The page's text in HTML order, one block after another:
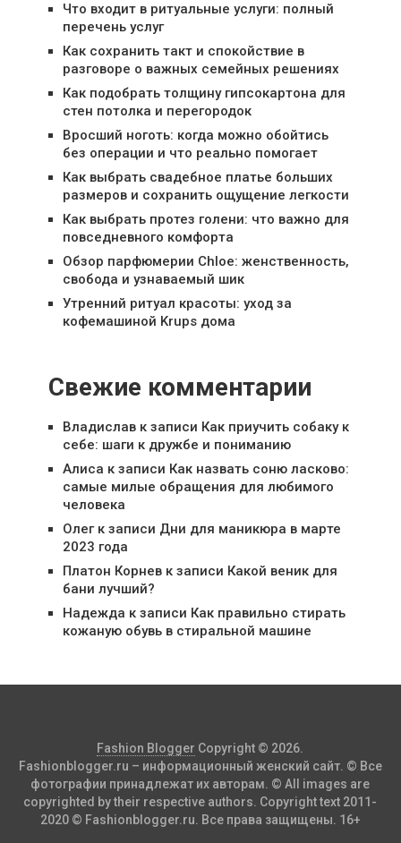
Что входит в ритуальные услуги: полный
перечень услуг
Как сохранить такт и спокойствие в
разговоре о важных семейных решениях
Как подобрать толщину гипсокартона для
стен потолка и перегородок
Вросший ноготь: когда можно обойтись
без операции и что реально помогает
Как выбрать свадебное платье больших
размеров и сохранить ощущение легкости
Как выбрать протез голени: что важно для
повседневного комфорта
Обзор парфюмерии Chloe: женственность,
свобода и узнаваемый шик
Утренний ритуал красоты: уход за
кофемашиной Krups дома
Свежие комментарии
Владиславк записи Как приучить собаку к
себе: шаги к дружбе и пониманию
Алиса к записи Как назвать соню ласково:
самые милые обращения для любимого
человека
Олегк записи Дни для маникюра в марте
2023 года
Платон Корневк записи Какой веник для
бани лучший?
Надежда к записи Как правильно стирать
кожаную обувь в стиральной машине
Fashion Blogger Copyright © 2026.
Fashionblogger.ru – информационный женский сайт. © Все
фотографии принадлежат их авторам. © All images are
copyrighted by their respective authors. Copyright text 2011-
2020 © Fashionblogger.ru. Все права защищены. 16+